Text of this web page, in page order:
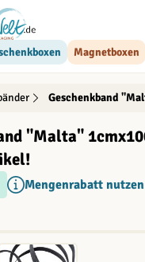
Magnetboxen
Geschenkband
"Malta"
Mengenrabatt nutzen